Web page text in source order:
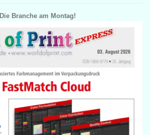
Die Branche am Montag!